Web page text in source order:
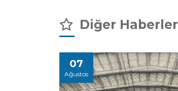
Diğer Haberler
07
Ağustos